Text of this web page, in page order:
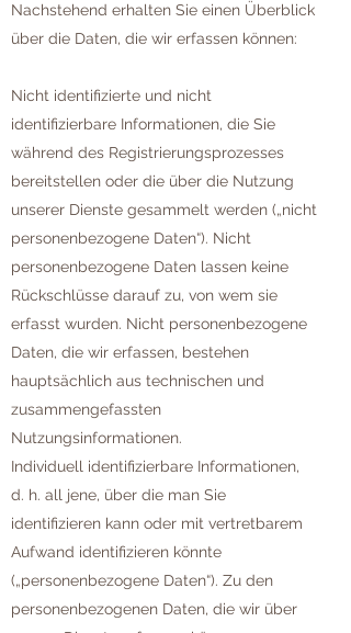
Nachstehend erhalten Sie einen Überblick
über die Daten, die wir erfassen können:
Nicht identifizierte und nicht
identifizierbare Informationen, die Sie
während des Registrierungsprozesses
bereitstellen oder die über die Nutzung
unserer Dienste gesammelt werden („nicht
personenbezogene Daten“). Nicht
personenbezogene Daten lassen keine
Rückschlüsse darauf zu, von wem sie
erfasst wurden. Nicht personenbezogene
Daten, die wir erfassen, bestehen
hauptsächlich aus technischen und
zusammengefassten
Nutzungsinformationen.
Individuell identifizierbare Informationen,
d. h. all jene, über die man Sie
identifizieren kann oder mit vertretbarem
Aufwand identifizieren könnte
(„personenbezogene Daten“). Zu den
personenbezogenen Daten, die wir über